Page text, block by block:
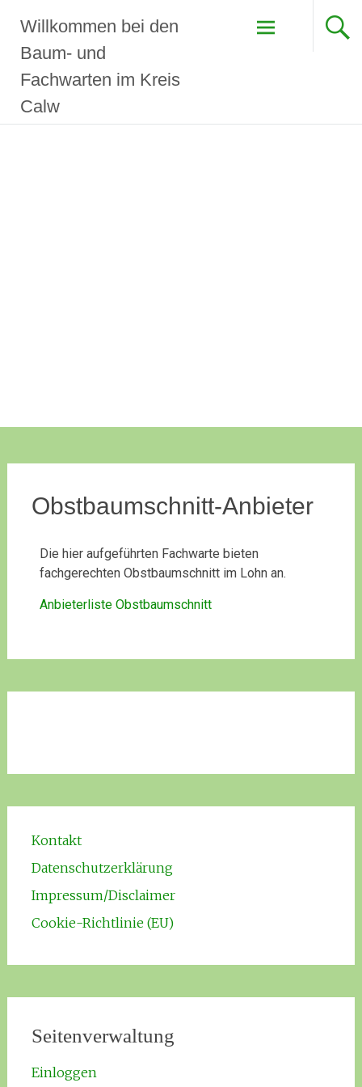
Willkommen bei den
Baum- und
Fachwarten im Kreis
Calw
Obstbaumschnitt-Anbieter
Die hier aufgeführten Fachwarte bieten
fachgerechten Obstbaumschnitt im Lohn an.
Anbieterliste Obstbaumschnitt
Kontakt
Datenschutzerklärung
Impressum/Disclaimer
Cookie-Richtlinie (EU)
Seitenverwaltung
Einloggen